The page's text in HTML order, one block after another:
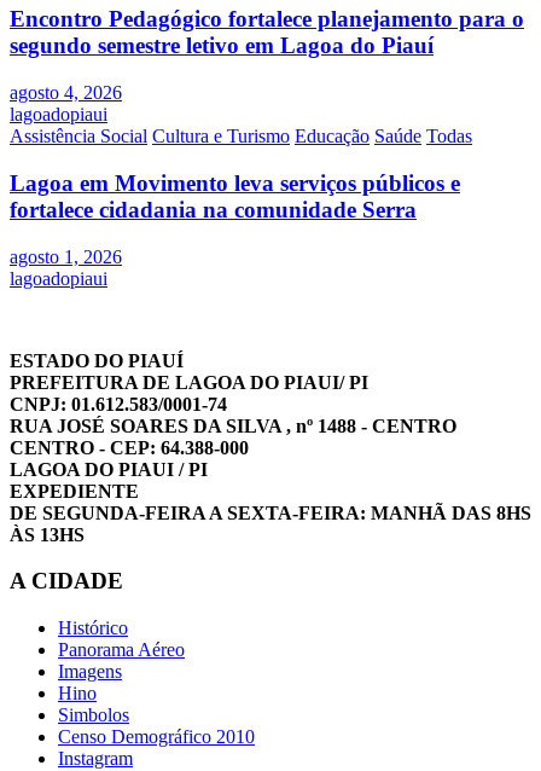
Encontro Pedagógico fortalece planejamento para o
segundo semestre letivo em Lagoa do Piauí
agosto 4, 2026
lagoadopiaui
Assistência Social Cultura e Turismo Educação Saúde Todas
Lagoa em Movimento leva serviços públicos e
fortalece cidadania na comunidade Serra
agosto 1, 2026
lagoadopiaui
ESTADO DO PIAUÍ
PREFEITURA DE LAGOA DO PIAUI/ PI
CNPJ: 01.612.583/0001-74
RUA JOSÉ SOARES DA SILVA , nº 1488 - CENTRO
CENTRO - CEP: 64.388-000
LAGOA DO PIAUI / PI
EXPEDIENTE
DE SEGUNDA-FEIRA A SEXTA-FEIRA: MANHÃ DAS 8HS
ÀS 13HS
A CIDADE
Histórico
Panorama Aéreo
Imagens
Hino
Simbolos
Censo Demográfico 2010
Instagram